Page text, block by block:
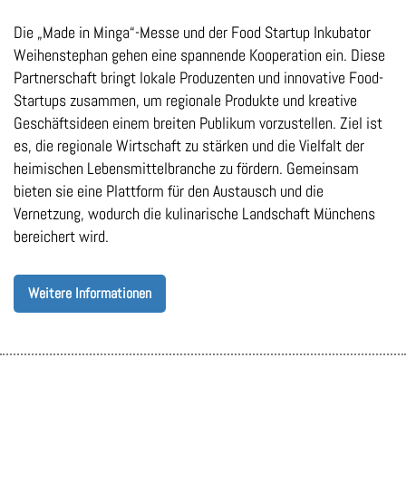
Die „Made in Minga“-Messe und der Food Startup Inkubator
Weihenstephan gehen eine spannende Kooperation ein. Diese
Partnerschaft bringt lokale Produzenten und innovative Food-
Startups zusammen, um regionale Produkte und kreative
Geschäftsideen einem breiten Publikum vorzustellen. Ziel ist
es, die regionale Wirtschaft zu stärken und die Vielfalt der
heimischen Lebensmittelbranche zu fördern. Gemeinsam
bieten sie eine Plattform für den Austausch und die
Vernetzung, wodurch die kulinarische Landschaft Münchens
bereichert wird.
Weitere Informationen